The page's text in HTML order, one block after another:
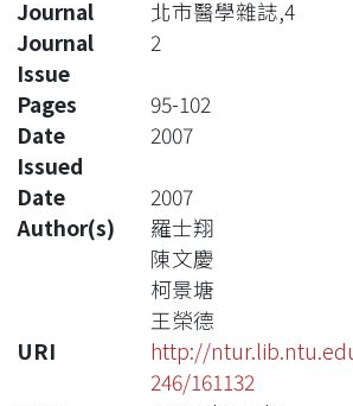
Journal
北市醫學雜誌,4
Journal
Issue
2
Pages
95-102
Date
Issued
2007
Date
2007
Author(s)
羅士翔
陳文慶
柯景塘
王榮德
URI
http://
246/161132